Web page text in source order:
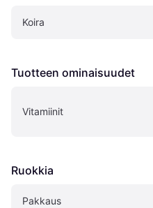
Koira
Tuotteen ominaisuudet
Vitamiinit
Ruokkia
Pakkaus